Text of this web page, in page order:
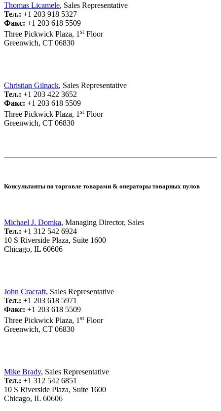
Thomas Licamele, Sales Representative
Тел.: +1 203 918 5327
Факс: +1 203 618 5509
Three Pickwick Plaza, 1 st Floor
Greenwich, CT 06830
Christian Gilnack, Sales Representative
Тел.: +1 203 422 3652
Факс: +1 203 618 5509
Three Pickwick Plaza, 1st Floor
Greenwich, CT 06830
Консультанты по торговле товарами & операторы товарных пулов
Michael J. Domka, Managing Director, Sales
Тел.: +1 312 542 6924
10 S Riverside Plaza, Suite 1600
Chicago, IL 60606
John Cracraft, Sales Representative
Тел.: +1 203 618 5971
Факс: +1 203 618 5509
Three Pickwick Plaza, 1 st Floor
Greenwich, CT 06830
Mike Brady, Sales Representative
Тел.: +1 312 542 6851
10 S Riverside Plaza, Suite 1600
Chicago, IL 60606